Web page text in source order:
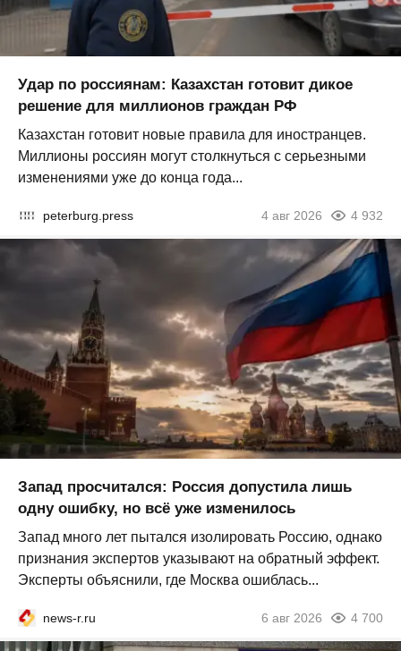
Удар по россиянам: Казахстан готовит дикое
решение для миллионов граждан РФ
Казахстан готовит новые правила для иностранцев.
Миллионы россиян могут столкнуться с серьезными
изменениями уже до конца года...
peterburg.press 4 авг 2026 4 932
Запад просчитался: Россия допустила лишь
одну ошибку, но всё уже изменилось
Запад много лет пытался изолировать Россию, однако
признания экспертов указывают на обратный эффект.
Эксперты объяснили, где Москва ошиблась...
news-r.ru 6 авг 2026 4 700